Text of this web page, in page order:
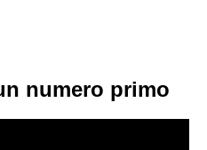
numero primo